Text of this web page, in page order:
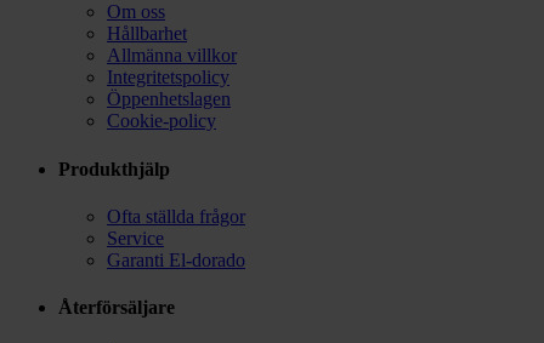
Om oss
Hållbarhet
Allmänna villkor
Integritetspolicy
Öppenhetslagen
Cookie-policy
Produkthjälp
Ofta ställda frågor
Service
Garanti El-dorado
Återförsäljare